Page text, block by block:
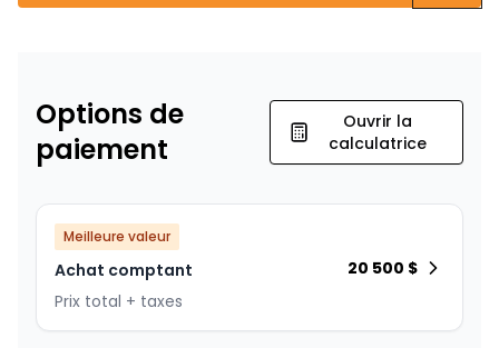
Options de
paiement
Ouvrir la
calculatrice
Meilleure valeur
Achat comptant
Prix total + taxes
20 500 $